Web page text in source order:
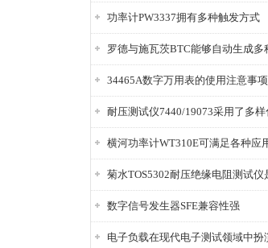
功率计PW3337拥有多种触发方式
34465A数字万用表的使用注意事项
数字信号发生器SFE兼容性强